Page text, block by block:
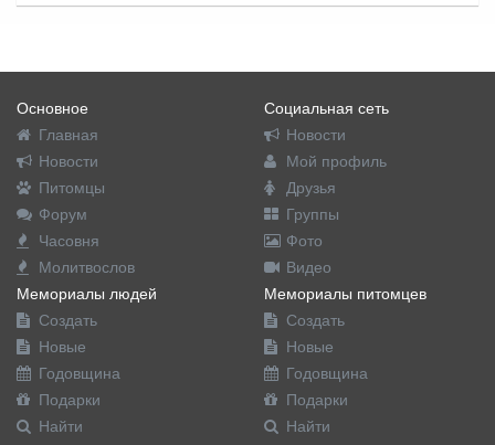
Основное
Главная
Новости
Питомцы
Форум
Часовня
Молитвослов
Социальная сеть
Новости
Мой профиль
Друзья
Группы
Фото
Видео
Мемориалы людей
Создать
Новые
Годовщина
Подарки
Найти
Мемориалы питомцев
Создать
Новые
Годовщина
Подарки
Найти